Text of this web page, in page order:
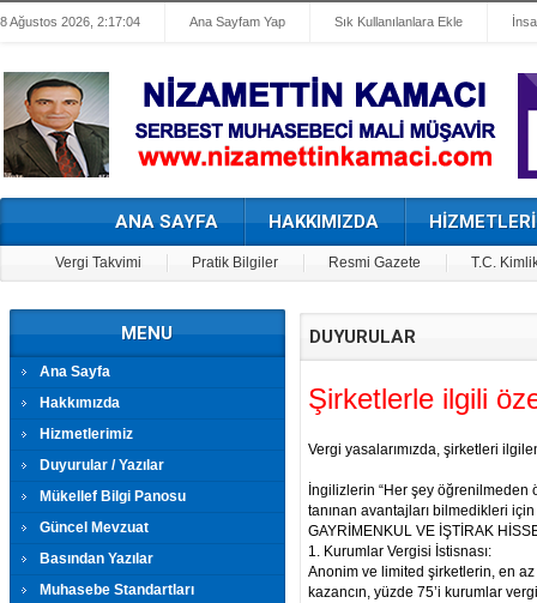
8 Ağustos 2026, 2:17:04 Ana Sayfam Yap Sık Kullanılanlara Ekle
ANA SAYFA HAKKIMIZDA
Vergi Takvimi Pratik Bilgiler Resmi Gazete T.C.
MENU
Ana Sayfa
Hakkımızda
Hizmetlerimiz
Duyurular / Yazılar
Mükellef Bilgi Panosu
Güncel Mevzuat
Basından Yazılar
Muhasebe Standartları
DUYURULAR
Şirketlerle ilgili
Vergi yasalarımızda, şirketleri
İngilizlerin “Her şey
tanınan avantajları bilmedikleri
GAYRİMENKUL VE İŞTİRAK
1. Kurumlar Vergisi İstisnası:
Anonim ve limited şirketlerin, en
kazancın, yüzde 75’i kurumlar